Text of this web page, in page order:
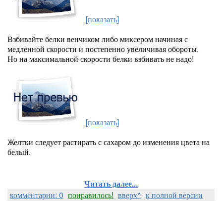
[показать]
Взбивайте белки венчиком либо миксером начиная с
медленной скорости и постепенно увеличивая обороты.
Но на максимальной скорости белки взбивать не надо!
[показать]
Желтки следует растирать с сахаром до изменения цвета на
белый.
Читать далее...
комментарии: 0 понравилось! вверх^ к полной версии